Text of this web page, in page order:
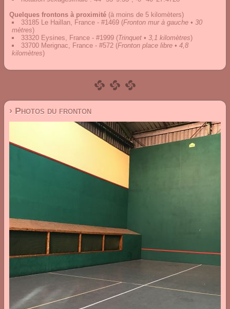
Quelques frontons à proximité (à moins de 5 kilomèters)
33185 Le Haillan, France - #1469 (Fronton mur à gauche • 30
mètres)
33320 Eysines, France - #1999 (Trinquet • 3,1 kilomètres)
33700 Merignac, France - #572 (Fronton place libre • 4,8
kilomètres)
› Photos du fronton